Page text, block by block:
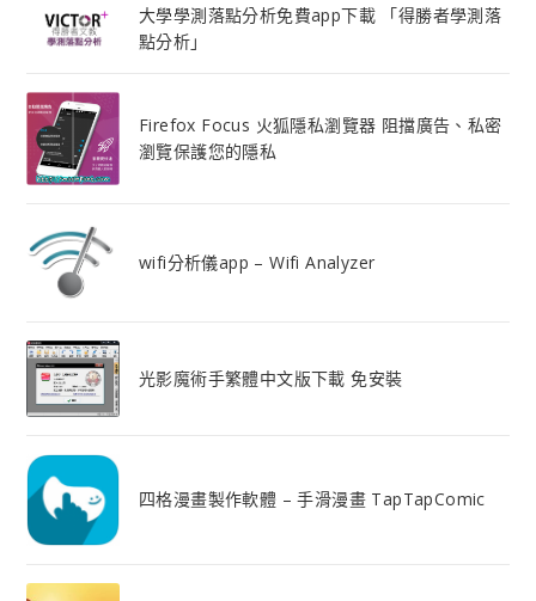
大學學測落點分析免費app下載 「得勝者學測落
點分析」
Firefox Focus 火狐隱私瀏覽器 阻擋廣告、私密
瀏覽保護您的隱私
wifi分析儀app – Wifi Analyzer
光影魔術手繁體中文版下載 免安裝
四格漫畫製作軟體 – 手滑漫畫 TapTapComic